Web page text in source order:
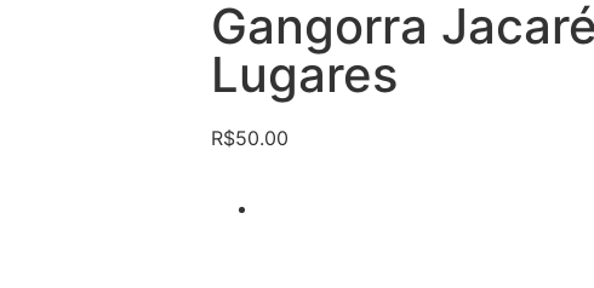
Gangorra
Lugares
R$50.00